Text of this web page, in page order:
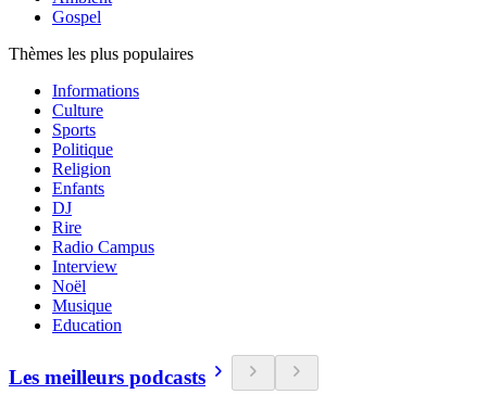
Gospel
Thèmes les plus populaires
Informations
Culture
Sports
Politique
Religion
Enfants
DJ
Rire
Radio Campus
Interview
Noël
Musique
Education
Les meilleurs podcasts